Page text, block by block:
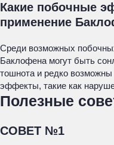
Какие побочные
применение
Среди возможных
Баклофена могут быть
тошнота и редко
эффекты, такие как
Полезные
СОВЕТ №1